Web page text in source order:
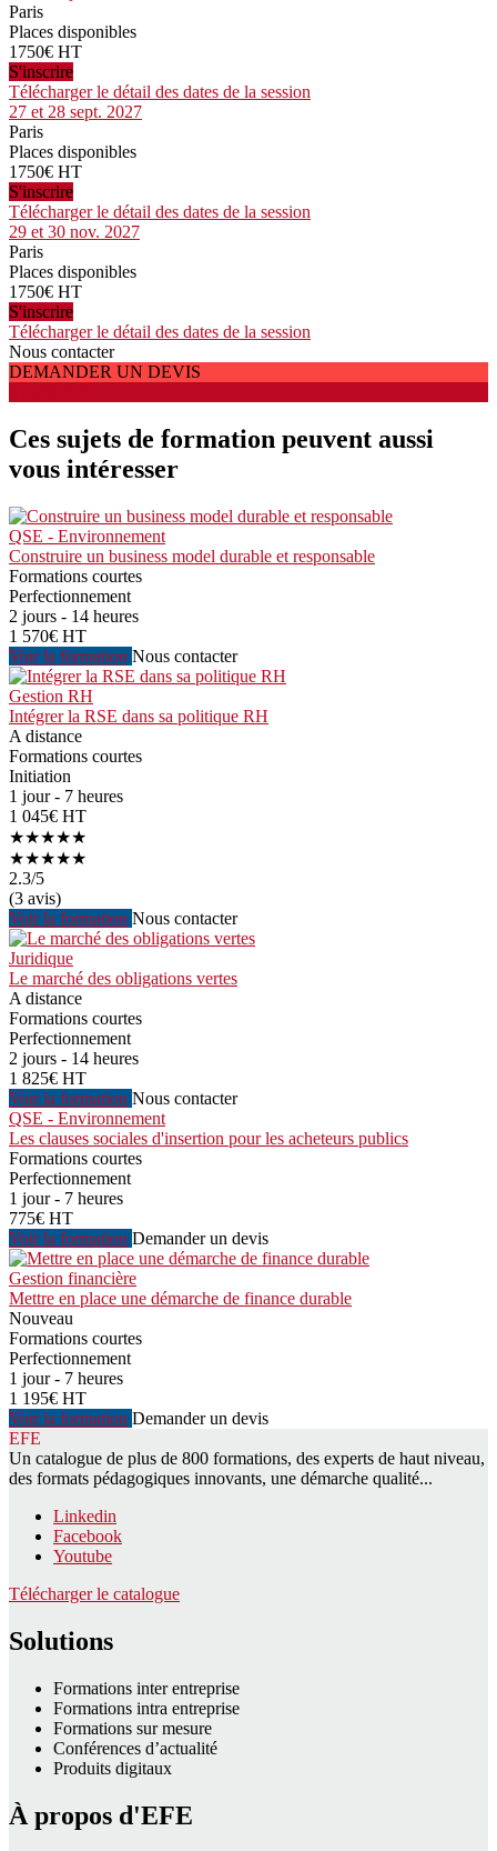
Paris
Places disponibles
1750€ HT
S'inscrire
Télécharger le détail des dates de la session
27 et 28 sept. 2027
Paris
Places disponibles
1750€ HT
S'inscrire
Télécharger le détail des dates de la session
29 et 30 nov. 2027
Paris
Places disponibles
1750€ HT
S'inscrire
Télécharger le détail des dates de la session
Nous contacter
DEMANDER UN DEVIS
Ces sujets de formation peuvent aussi
vous intéresser
QSE - Environnement
Construire un business model durable et responsable
Formations courtes
Perfectionnement
2 jours - 14 heures
1 570€ HT
Voir la formation Nous contacter
Gestion RH
Intégrer la RSE dans sa politique RH
A distance
Formations courtes
Initiation
1 jour - 7 heures
1 045€ HT
★★★★★
★★★★★
2.3/5
(3 avis)
Voir la formation Nous contacter
Juridique
Le marché des obligations vertes
A distance
Formations courtes
Perfectionnement
2 jours - 14 heures
1 825€ HT
Voir la formation Nous contacter
QSE - Environnement
Les clauses sociales d'insertion pour les acheteurs publics
Formations courtes
Perfectionnement
1 jour - 7 heures
775€ HT
Voir la formation Demander un devis
Gestion financière
Mettre en place une démarche de finance durable
Nouveau
Formations courtes
Perfectionnement
1 jour - 7 heures
1 195€ HT
Voir la formation Demander un devis
EFE
Un catalogue de plus de 800 formations, des experts de haut niveau,
des formats pédagogiques innovants, une démarche qualité...
Linkedin
Facebook
Youtube
Télécharger le catalogue
Solutions
Formations inter entreprise
Formations intra entreprise
Formations sur mesure
Conférences d’actualité
Produits digitaux
À propos d'EFE